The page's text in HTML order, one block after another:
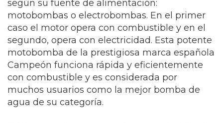
según su fuente de alimentación:
motobombas o electrobombas. En el primer
caso el motor opera con combustible y en el
segundo, opera con electricidad. Esta potente
motobomba de la prestigiosa marca española
Campeón funciona rápida y eficientemente
con combustible y es considerada por
muchos usuarios como la mejor bomba de
agua de su categoría.